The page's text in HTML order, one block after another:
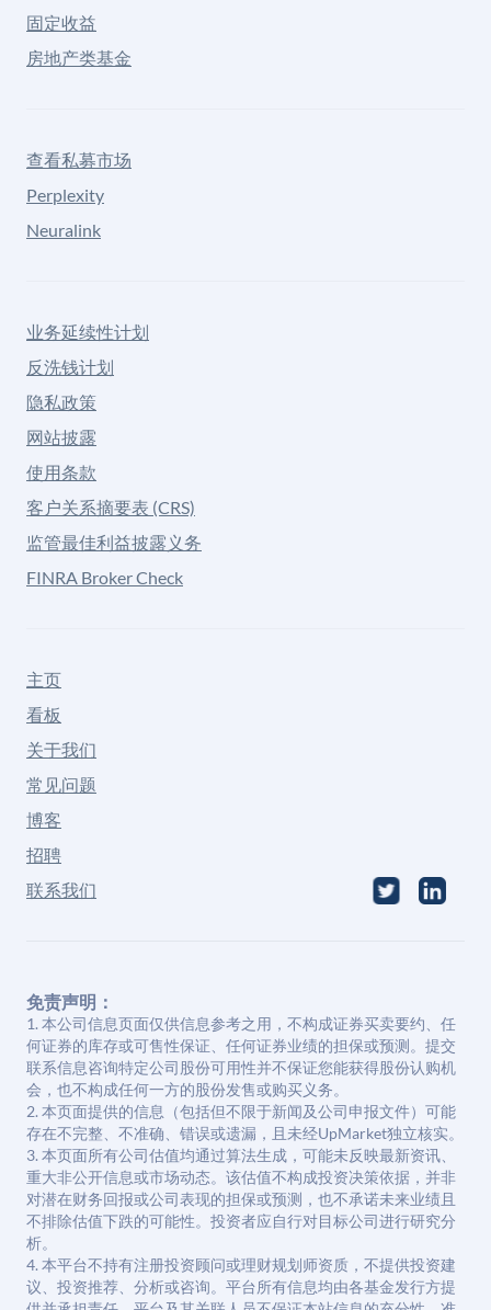
固定收益
房地产类基金
查看私募市场
Perplexity
Neuralink
业务延续性计划
反洗钱计划
隐私政策
网站披露
使用条款
客户关系摘要表 (CRS)
监管最佳利益披露义务
FINRA Broker Check
主页
看板
关于我们
常见问题
博客
招聘
联系我们
免责声明：
1. 本公司信息页面仅供信息参考之用，不构成证券买卖要约、任
何证券的库存或可售性保证、任何证券业绩的担保或预测。提交
联系信息咨询特定公司股份可用性并不保证您能获得股份认购机
会，也不构成任何一方的股份发售或购买义务。
2. 本页面提供的信息（包括但不限于新闻及公司申报文件）可能
存在不完整、不准确、错误或遗漏，且未经UpMarket独立核实。
3. 本页面所有公司估值均通过算法生成，可能未反映最新资讯、
重大非公开信息或市场动态。该估值不构成投资决策依据，并非
对潜在财务回报或公司表现的担保或预测，也不承诺未来业绩且
不排除估值下跌的可能性。投资者应自行对目标公司进行研究分
析。
4. 本平台不持有注册投资顾问或理财规划师资质，不提供投资建
议、投资推荐、分析或咨询。平台所有信息均由各基金发行方提